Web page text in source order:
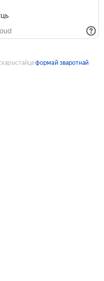
формай зваротнай